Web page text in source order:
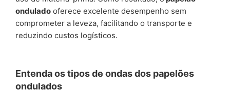
ondulado oferece excelente desempenho sem
comprometer a leveza, facilitando o transporte e
reduzindo custos logísticos.
Entenda os tipos de ondas dos papelões
ondulados